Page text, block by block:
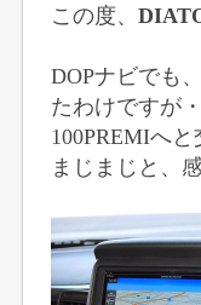
この度、
DOPナビでも
たわけですが
100PREMIへ
まじまじと、